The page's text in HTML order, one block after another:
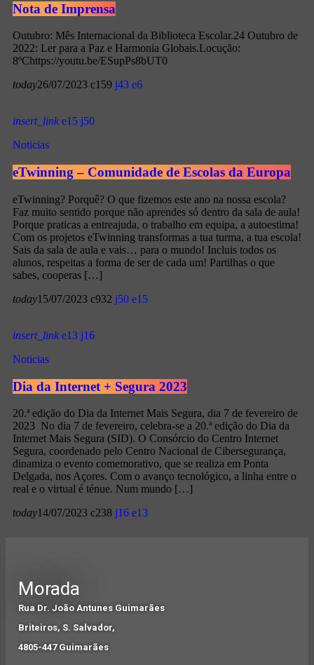
Nota de Imprensa
Outubro: Mês Internacional da Biblioteca Escolar.24 Outubro de
2022: Ler para a Paz e Harmonia Globais.Locução:
8ºChttps://youtu.be/ESupPs8bUT0
today26/07/2023 159 43 6
insert_link 15 50
Noticias
eTwinning – Comunidade de Escolas da Europa
eTwinning? Porquê? O que fizemos este ano na nossa escola?
Faz muito sentido porque não aprendes só dentro da sala de aula!
Porque praticas a entreajuda, o trabalho em equipa, a autoestima!
Com os projetos eTwinning transformas a tua turma, a tua escola!
Sais da sala de aula e vais… para o mundo! Incluis todos os
alunos, respeitas a forma de ser de cada um! Partilhas o que
sabes, cooperas […]
today15/07/2023 932 50 15
insert_link 13 16
Noticias
Dia da Internet + Segura 2023
20.ª edição do Dia da Internet Mais Segura, dia 7 de fevereiro de
2023 No dia 7 de fevereiro, celebra-se a 20.ª edição do Dia da
Internet Mais Segura (SID). O Consórcio do Centro Internet
Segura, coordenado pelo Centro Nacional de Cibersegurança,
dinamiza o evento comemorativo, que se realiza em Ponta
Delgada, nos Açores. Com o avanço tecnológico, a linha entre o
real e o virtual é ténue. Num mundo […]
today14/07/2023 238 16 13
Morada
Rua Dr. João Antunes Guimarães
Briteiros, S. Salvador,
4805-447 Guimarães